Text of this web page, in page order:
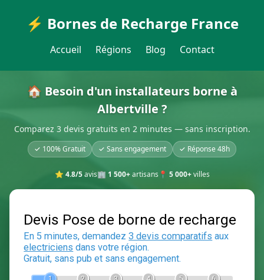
⚡ Bornes de Recharge France
Accueil Régions Blog Contact
🏠 Besoin d'un installateurs borne à
Albertville ?
Comparez 3 devis gratuits en 2 minutes — sans inscription.
✓ 100% Gratuit ✓ Sans engagement ✓ Réponse 48h
⭐ 4.8/5avis🏢 1 500+artisans 📍 5 000+villes
Devis Pose de borne de